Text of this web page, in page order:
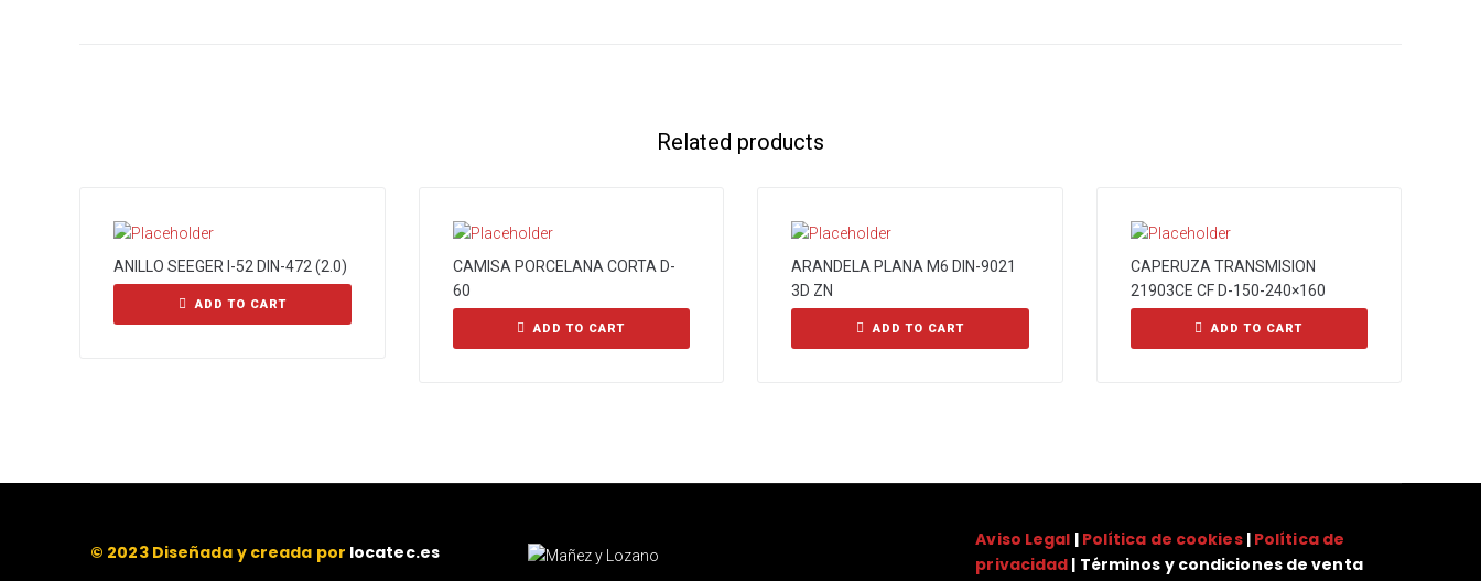
Related products
ANILLO SEEGER I-52 DIN-472 (2.0)
ADD TO CART
CAMISA PORCELANA CORTA D-
60
ADD TO CART
ARANDELA PLANA M6 DIN-9021
3D ZN
ADD TO CART
CAPERUZA TRANSMISION
21903CE CF D-150-240×160
ADD TO CART
© 2023 Diseñada y creada por locatec.es
Aviso Legal | Política de cookies| Política de
privacidad | Términos y condiciones de venta